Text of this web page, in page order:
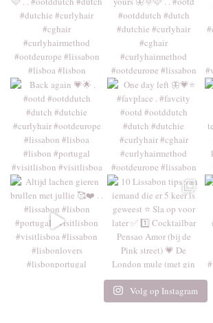
Volg op Instagram